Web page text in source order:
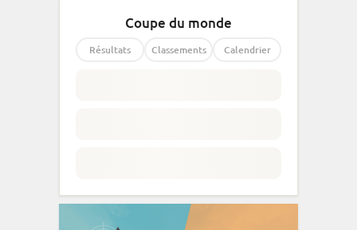
Coupe du monde
Résultats Classements Calendrier